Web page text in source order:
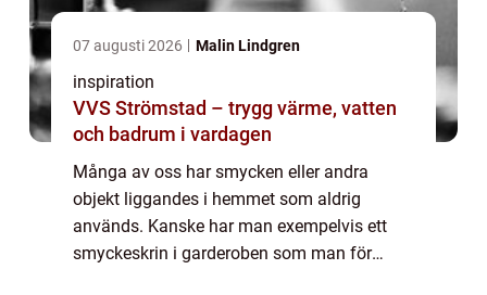
07 augusti 2026 Malin Lindgren
inspiration
VVS Strömstad – trygg värme, vatten
och badrum i vardagen
Många av oss har smycken eller andra
objekt liggandes i hemmet som aldrig
används. Kanske har man exempelvis ett
smyckeskrin i garderoben som man för